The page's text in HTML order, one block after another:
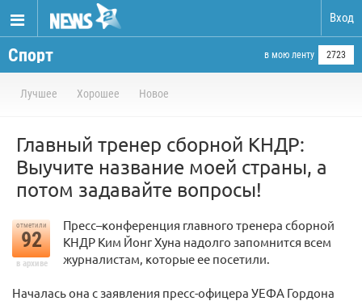
Вход
Спорт в мою ленту 2723
Лучшее Хорошее Новое
Главный тренер сборной КНДР:
Выучите название моей страны, а
потом задавайте вопросы!
отметили
92
в архиве
Пресс–конференция главного тренера сборной
КНДР Ким Йонг Хуна надолго запомнится всем
журналистам, которые ее посетили.
Началась она с заявления пресс-офицера УЕФА Гордона